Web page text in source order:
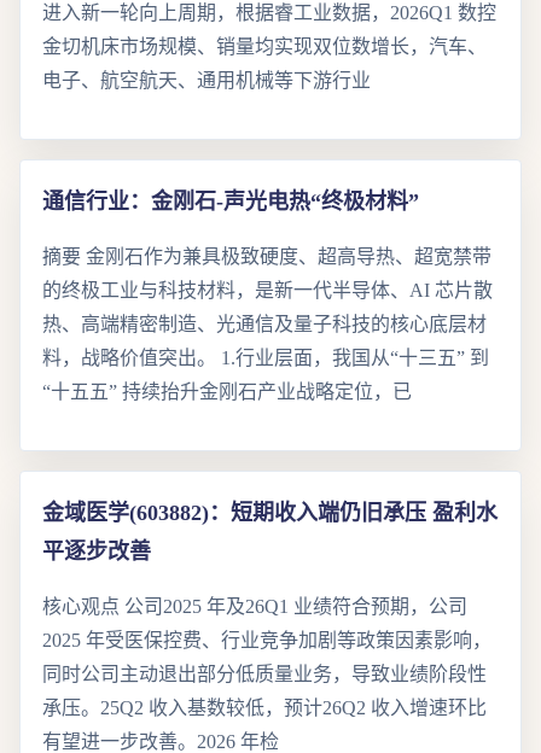
进入新一轮向上周期，根据睿工业数据，2026Q1 数控
金切机床市场规模、销量均实现双位数增长，汽车、
电子、航空航天、通用机械等下游行业
通信行业：金刚石-声光电热“终极材料”
摘要 金刚石作为兼具极致硬度、超高导热、超宽禁带
的终极工业与科技材料，是新一代半导体、AI 芯片散
热、高端精密制造、光通信及量子科技的核心底层材
料，战略价值突出。 1.行业层面，我国从“十三五” 到
“十五五” 持续抬升金刚石产业战略定位，已
金域医学(603882)：短期收入端仍旧承压 盈利水
平逐步改善
核心观点 公司2025 年及26Q1 业绩符合预期，公司
2025 年受医保控费、行业竞争加剧等政策因素影响，
同时公司主动退出部分低质量业务，导致业绩阶段性
承压。25Q2 收入基数较低，预计26Q2 收入增速环比
有望进一步改善。2026 年检